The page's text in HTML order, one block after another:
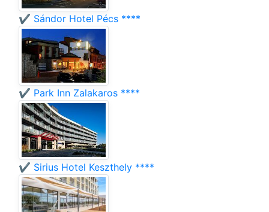
✔️ Sándor Hotel Pécs ****
✔️ Park Inn Zalakaros ****
✔️ Sirius Hotel Keszthely ****